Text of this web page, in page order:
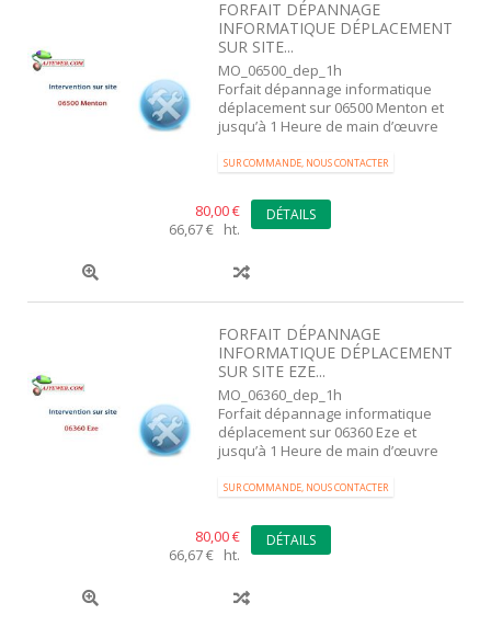
FORFAIT DÉPANNAGE
INFORMATIQUE DÉPLACEMENT
SUR SITE...
MO_06500_dep_1h
Forfait dépannage informatique
déplacement sur 06500 Menton et
jusqu’à 1 Heure de main d’œuvre
SUR COMMANDE, NOUS CONTACTER
80,00 €
66,67 € ht.
DÉTAILS
FORFAIT DÉPANNAGE
INFORMATIQUE DÉPLACEMENT
SUR SITE EZE...
MO_06360_dep_1h
Forfait dépannage informatique
déplacement sur 06360 Eze et
jusqu’à 1 Heure de main d’œuvre
SUR COMMANDE, NOUS CONTACTER
80,00 €
66,67 € ht.
DÉTAILS